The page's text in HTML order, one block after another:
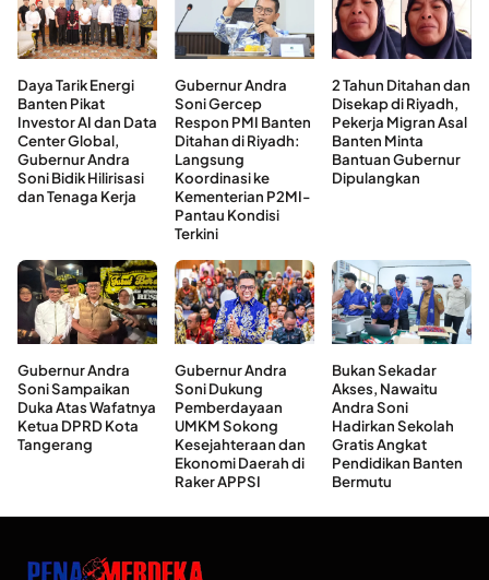
Daya Tarik Energi
Banten Pikat
Investor AI dan Data
Center Global,
Gubernur Andra
Soni Bidik Hilirisasi
dan Tenaga Kerja
Gubernur Andra
Soni Gercep
Respon PMI Banten
Ditahan di Riyadh:
Langsung
Koordinasi ke
Kementerian P2MI-
Pantau Kondisi
Terkini
2 Tahun Ditahan dan
Disekap di Riyadh,
Pekerja Migran Asal
Banten Minta
Bantuan Gubernur
Dipulangkan
Gubernur Andra
Soni Sampaikan
Duka Atas Wafatnya
Ketua DPRD Kota
Tangerang
Gubernur Andra
Soni Dukung
Pemberdayaan
UMKM Sokong
Kesejahteraan dan
Ekonomi Daerah di
Raker APPSI
Bukan Sekadar
Akses, Nawaitu
Andra Soni
Hadirkan Sekolah
Gratis Angkat
Pendidikan Banten
Bermutu